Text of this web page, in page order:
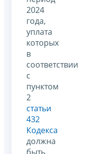
2024
года,
уплата
которых
в
соответствии
с
пунктом
2
статьи
432
Кодекса
должна